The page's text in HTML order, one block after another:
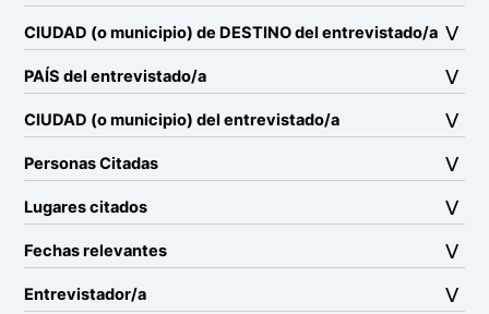
CIUDAD (o municipio) de DESTINO del entrevistado/a
PAÍS del entrevistado/a
CIUDAD (o municipio) del entrevistado/a
Personas Citadas
Lugares citados
Fechas relevantes
Entrevistador/a